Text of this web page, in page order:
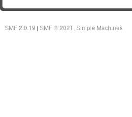
SMF 2.0.19 | SMF © 2021 Simple Machines